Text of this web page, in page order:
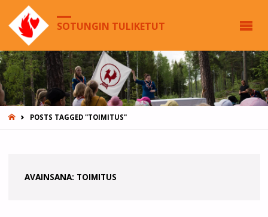
SOTUNGIN TULIKETUT
HOMEPOSTS TAGGED "TOIMITUS"
AVAINSANA: TOIMITUS